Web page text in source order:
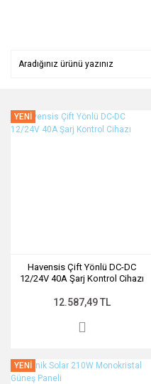
YENİ
Havensis Çift Yönlü DC-DC
12/24V 40A Şarj Kontrol Cihazı
12.587,49 TL
YENİ